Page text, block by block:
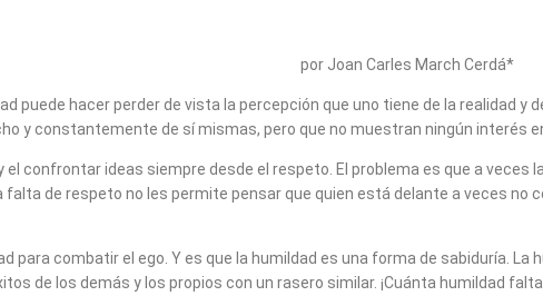
por Joan Carles March Cerdá*
puede hacer perder de vista la percepción que uno tiene de la realidad y
y constantemente de sí mismas, pero que no muestran ningún interés
el confrontar ideas siempre desde el respeto. El problema es que a
de respeto no les permite pensar que quien está delante a veces no
para combatir el ego. Y es que la humildad es una forma de sabiduría.
de los demás y los propios con un rasero similar. ¡Cuánta humildad